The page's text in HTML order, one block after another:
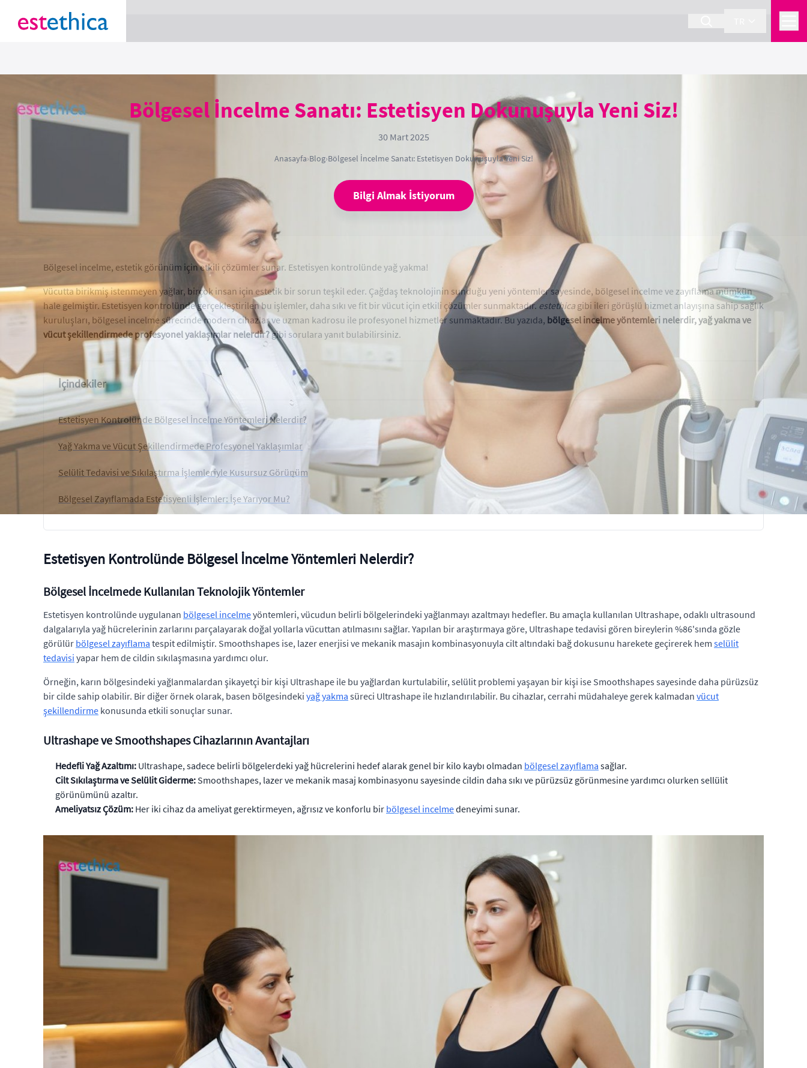
Bölgesel İncelme Sanatı: Estetisyen Dokunuşuyla Yeni Siz!
30 Mart 2025
Anasayfa›Blog›Bölgesel İncelme Sanatı: Estetisyen Dokunuşuyla Yeni Siz!
Bilgi Almak İstiyorum
Bölgesel incelme, estetik görünüm için etkili çözümler sunar. Estetisyen kontrolünde yağ yakma!
Vücutta birikmiş istenmeyen yağlar, birçok insan için estetik bir sorun teşkil eder. Çağdaş teknolojinin sunduğu yeni yöntemler sayesinde, bölgesel incelme ve zayıflama mümkün
hale gelmiştir. Estetisyen kontrolünde gerçekleştirilen bu işlemler, daha sıkı ve fit bir vücut için etkili çözümler sunmaktadır. estethica gibi ileri görüşlü hizmet anlayışına sahip sağlık
kuruluşları, bölgesel incelme sürecinde modern cihazlar ve uzman kadrosu ile profesyonel hizmetler sunmaktadır. Bu yazıda, bölgesel incelme yöntemleri nelerdir, yağ yakma ve
vücut şekillendirmede profesyonel yaklaşımlar nelerdir?gibi sorulara yanıt bulabilirsiniz.
İçindekiler
Estetisyen Kontrolünde Bölgesel İncelme Yöntemleri Nelerdir?
Yağ Yakma ve Vücut Şekillendirmede Profesyonel Yaklaşımlar
Selülit Tedavisi ve Sıkılaştırma İşlemleriyle Kusursuz Görünüm
Bölgesel Zayıflamada Estetisyenli İşlemler: İşe Yarıyor Mu?
Estetisyen Kontrolünde Bölgesel İncelme Yöntemleri Nelerdir?
Bölgesel İncelmede Kullanılan Teknolojik Yöntemler
Estetisyen kontrolünde uygulanan bölgesel incelmeyöntemleri, vücudun belirli bölgelerindeki yağlanmayı azaltmayı hedefler. Bu amaçla kullanılan Ultrashape, odaklı ultrasound
dalgalarıyla yağ hücrelerinin zarlarını parçalayarak doğal yollarla vücuttan atılmasını sağlar. Yapılan bir araştırmaya göre, Ultrashape tedavisi gören bireylerin %86'sında gözle
görülür bölgesel zayıflama tespit edilmiştir. Smoothshapes ise, lazer enerjisi ve mekanik masajın kombinasyonuyla cilt altındaki bağ dokusunu harekete geçirerek hem selülit
tedavisi yapar hem de cildin sıkılaşmasına yardımcı olur.
Örneğin, karın bölgesindeki yağlanmalardan şikayetçi bir kişi Ultrashape ile bu yağlardan kurtulabilir, selülit problemi yaşayan bir kişi ise Smoothshapes sayesinde daha pürüzsüz
bir cilde sahip olabilir. Bir diğer örnek olarak, basen bölgesindeki yağ yakma süreci Ultrashape ile hızlandırılabilir. Bu cihazlar, cerrahi müdahaleye gerek kalmadan vücut
şekillendirme konusunda etkili sonuçlar sunar.
Ultrashape ve Smoothshapes Cihazlarının Avantajları
Hedefli Yağ Azaltımı: Ultrashape, sadece belirli bölgelerdeki yağ hücrelerini hedef alarak genel bir kilo kaybı olmadan bölgesel zayıflama sağlar.
Cilt Sıkılaştırma ve Selülit Giderme: Smoothshapes, lazer ve mekanik masaj kombinasyonu sayesinde cildin daha sıkı ve pürüzsüz görünmesine yardımcı olurken sellülit
görünümünü azaltır.
Ameliyatsız Çözüm: Her iki cihaz da ameliyat gerektirmeyen, ağrısız ve konforlu bir bölgesel incelmedeneyimi sunar.